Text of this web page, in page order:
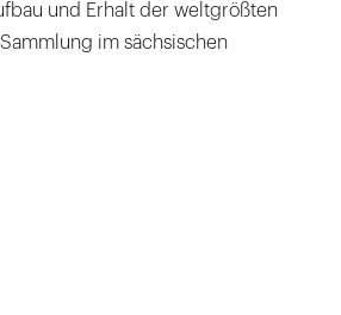
und Erhalt der weltgrößten
im sächsischen